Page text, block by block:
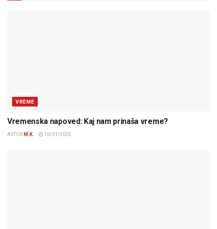
VREME
Vremenska napoved: Kaj nam prinaša vreme?
AVTOR M.K. 10/01/2025